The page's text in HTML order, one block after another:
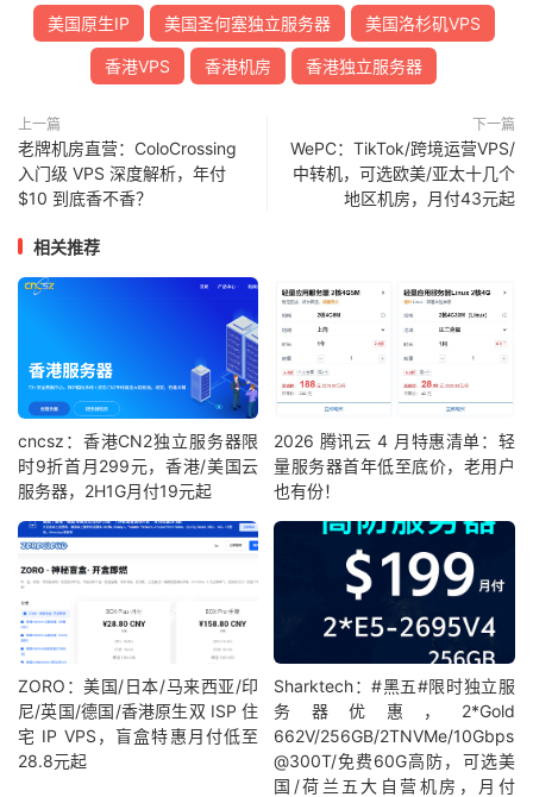
美国原生IP 美国圣何塞独立服务器 美国洛杉矶VPS
香港VPS 香港机房 香港独立服务器
上一篇
老牌机房直营：ColoCrossing
入门级 VPS 深度解析，年付
$10 到底香不香？
下一篇
WePC：TikTok/跨境运营VPS/
中转机，可选欧美/亚太十几个
地区机房，月付43元起
相关推荐
cncsz：香港CN2独立服务器限
时9折首月299元，香港/美国云
服务器，2H1G月付19元起
2026 腾讯云 4 月特惠清单：轻
量服务器首年低至底价，老用户
也有份！
ZORO：美国/日本/马来西亚/印
尼/英国/德国/香港原生双 ISP 住
宅 IP VPS，盲盒特惠月付低至
28.8元起
Sharktech：#黑五#限时独立服
务器优惠，2*Gold
662V/256GB/2TNVMe/10Gbps
@300T/免费60G高防，可选美
国/荷兰五大自营机房，月付